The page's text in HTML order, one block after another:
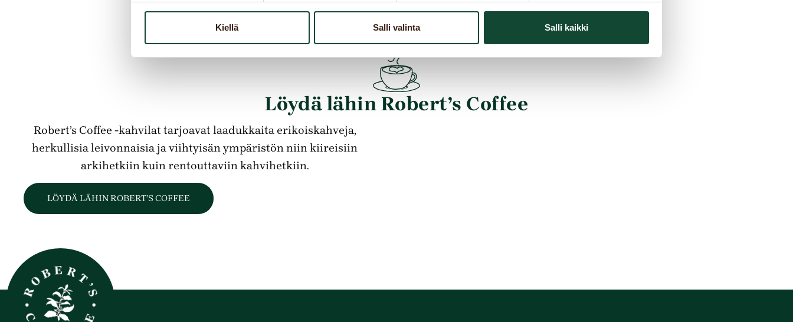
Kiellä Salli valinta Salli kaikki
Löydä lähin Robert’s Coffee
Robert’s Coffee -kahvilat tarjoavat laadukkaita erikoiskahveja,
herkullisia leivonnaisia ja viihtyisän ympäristön niin kiireisiin
arkihetkiin kuin rentouttaviin kahvihetkiin.
LÖYDÄ LÄHIN ROBERT’S COFFEE